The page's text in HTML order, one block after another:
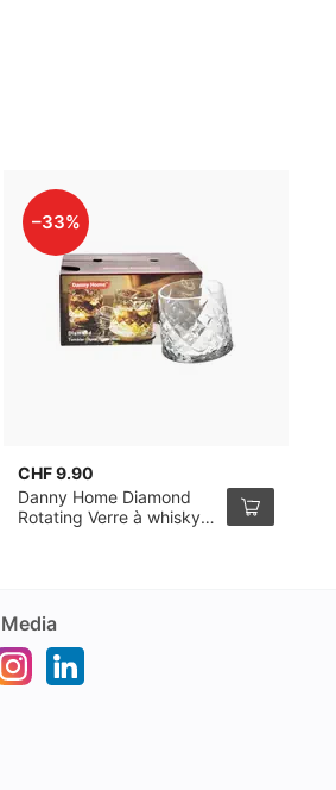
–33%
CHF 9.90
Danny Home Diamond
Rotating Verre à whisky